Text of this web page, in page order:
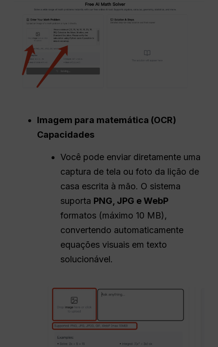
Imagem para matemática (OCR)
Capacidades
Você pode enviar diretamente uma
captura de tela ou foto da lição de
casa escrita à mão. O sistema
suporta PNG, JPG eWebP
formatos (máximo 10 MB),
convertendo automaticamente
equações visuais em texto
solucionável.